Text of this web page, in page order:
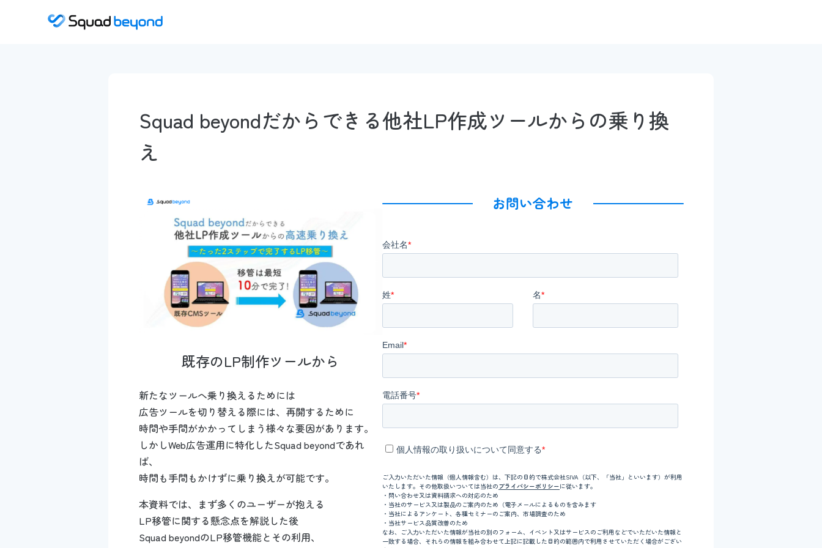
Squad beyondだからできる他社LP作成ツールからの乗り換
え
既存のLP制作ツールから
新たなツールへ乗り換えるためには
広告ツールを切り替える際には、再開するために
時間や手間がかかってしまう様々な要因があります。
しかしWeb広告運用に特化したSquad beyondであれ
ば、
時間も手間もかけずに乗り換えが可能です。
本資料では、まず多くのユーザーが抱える
LP移管に関する懸念点を解説した後
Squad beyondのLP移管機能とその利用、
お問い合わせ